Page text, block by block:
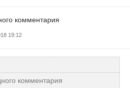
комментария
19:12
комментария